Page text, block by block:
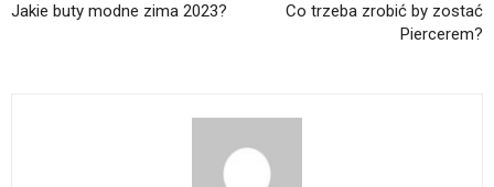
Jakie buty modne zima 2023?
Co trzeba zrobić by zostać
Piercerem?